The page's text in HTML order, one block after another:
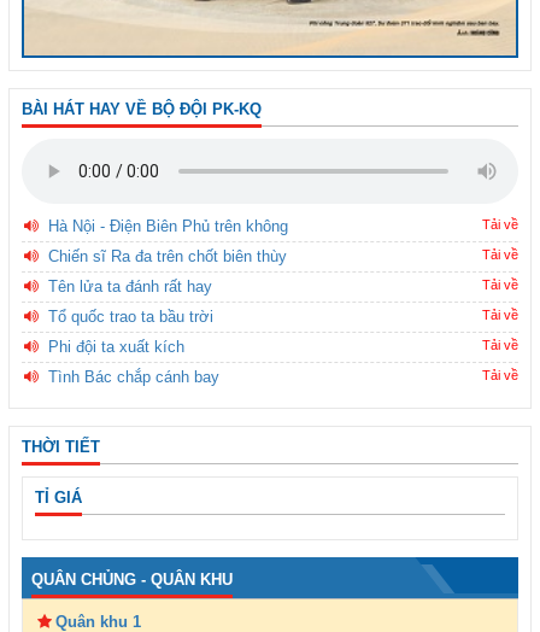
BÀI HÁT HAY VỀ BỘ ĐỘI PK-KQ
Hà Nội - Điện Biên Phủ trên không Tải về
Chiến sĩ Ra đa trên chốt biên thùy Tải về
Tên lửa ta đánh rất hay Tải về
Tổ quốc trao ta bầu trời Tải về
Phi đội ta xuất kích Tải về
Tình Bác chắp cánh bay Tải về
THỜI TIẾT
TỈ GIÁ
QUÂN CHỦNG - QUÂN KHU
Quân khu 1